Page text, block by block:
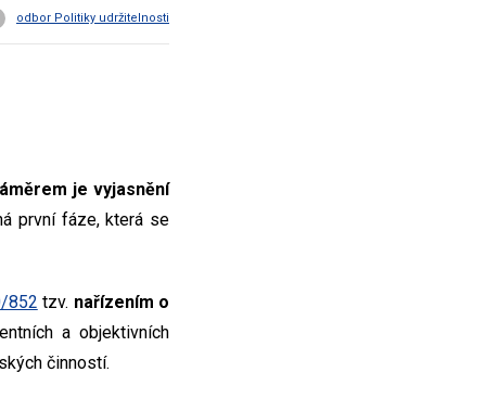
odbor Politiky udržitelnosti
je vyjasnění
první fáze, která se
852 tzv. nařízením o
a objektivních
činností.